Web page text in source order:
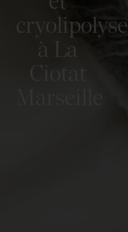
cryolipolyse
à La
Ciotat